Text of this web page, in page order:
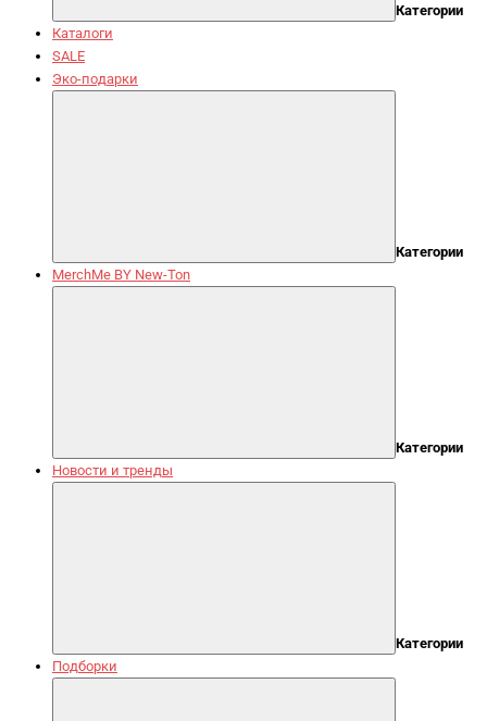
Категории
Каталоги
SALE
Эко-подарки
Категории
MerchMe BY New-Ton
Категории
Новости и тренды
Категории
Подборки